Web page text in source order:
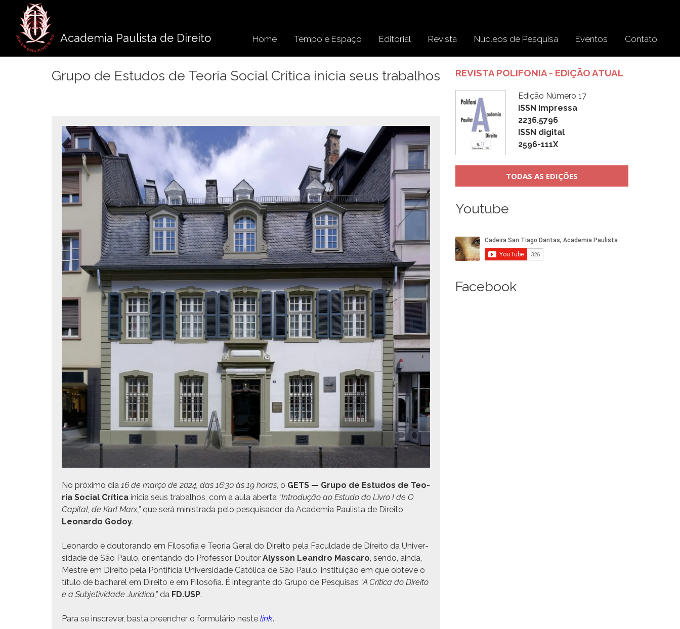
conteúdo
Academia Paulista de Direito Home Tempo e Espaço Editorial Revista Núcleos de Pesquisa Eventos Contato
Grupo de Estudos de Teoria Social Crítica inicia seus trabalhos
No próx­i­mo dia 16 de março de 2024, das 16:30 às 19 horas, o GETS — Grupo de Estu­dos de Teo­
ria Social Críti­ca ini­cia seus tra­bal­hos, com a aula aber­ta “Intro­dução ao Estu­do do Livro I de O
Cap­i­tal, de Karl Marx,”que será min­istra­da pelo pesquisador da Acad­e­mia Paulista de Dire­ito
Leonar­do Godoy.
Leonar­do é doutoran­do em Filosofia e Teo­ria Ger­al do Dire­ito pela Fac­ul­dade de Dire­ito da Uni­ver­
si­dade de São Paulo, ori­en­tan­do do Pro­fes­sor Doutor Alysson Lean­dro Mas­caro, sendo, ain­da,
Mestre em Dire­ito pela Pon­tif­í­cia Uni­ver­si­dade Católi­ca de São Paulo, insti­tu­ição em que obteve o
títu­lo de bacharel em Dire­ito e em Filosofia. É inte­grante do Grupo de Pesquisas “A Críti­ca do Dire­ito
e a Sub­je­tivi­dade Jurídi­ca,”da FD.USP.
Para se inscr­ev­er, bas­ta preencher o for­mulário neste link.
REVISTA POLIFONIA - EDIÇÃO ATUAL
Edição Número 17
ISSN impressa
2236.5796
ISSN digital
2596-111X
TODAS AS EDIÇÕES
Youtube
Facebook